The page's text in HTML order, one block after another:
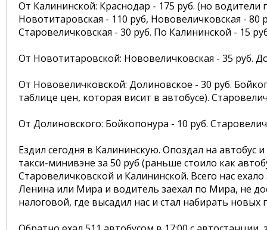
От Калининской: Краснодар - 175 руб. (но
Новотитаровская - 110 руб, Нововеличковская - 80
Старовеличковская - 30 руб. По Калининской - 15
От Новотитаровской: Нововеличковская - 35 руб.
От Нововеличковской: Долиновское - 30 руб.
таблице цен, которая висит в автобусе).
От Долиновского: Бойкопонура - 10 руб.
Ездил сегодня в Калининскую. Опоздал на
такси-минивэне за 50 руб (раньше стоило как
Старовеличковской и Калининской. Всего нас
Ленина или Мира и водитель заехал по Мира, не
налоговой, где высадил нас и стал набирать